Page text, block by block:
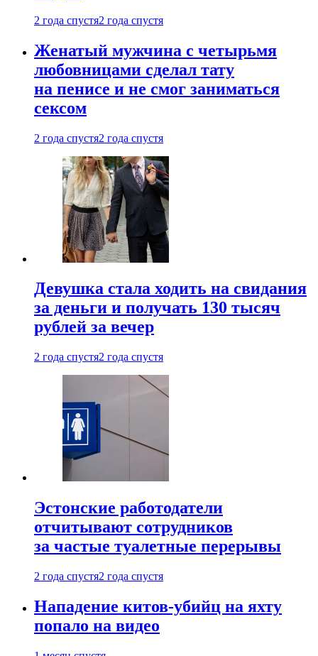
2 года спустя2 года спустя
Женатый мужчина с четырьмя
любовницами сделал тату
на пенисе и не смог заниматься
сексом
2 года спустя2 года спустя
Девушка стала ходить на свидания
за деньги и получать 130 тысяч
рублей за вечер
2 года спустя2 года спустя
Эстонские работодатели
отчитывают сотрудников
за частые туалетные перерывы
2 года спустя2 года спустя
Нападение китов-убийц на яхту
попало на видео